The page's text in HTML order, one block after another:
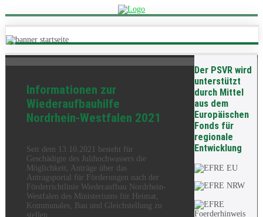
Der PSVR wird
unterstützt
durch Mittel
aus dem
Europäischen
Fonds für
regionale
Entwicklung
Informationen zur
Wiederaufbauhilfe
Nordrhein-Westfalen 2021
Seit dem 13.10.2021 besteht für
Geschädigte des Julihochwassers die
Möglichkeit, Anträge über das
Antragsportal für Förderungen nach der
Förderrichtlinie Wiederaufbau Nordrhein-
Westfalen des Ministeriums für Heimat,
Kommunales, Bau und Gleichstellung zu
stellen.